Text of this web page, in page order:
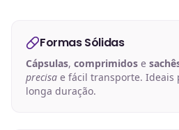
Formas Sólidas
Cápsulas, comprimidos e
precisa e fácil transporte. Ideais
longa duração.